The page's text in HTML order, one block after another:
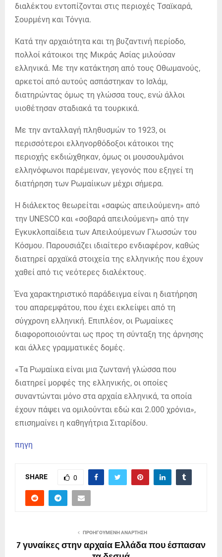
διαλέκτου εντοπίζονται στις περιοχές Τσαϊκαρά,
Σουρμένη και Τόνγια.
Κατά την αρχαιότητα και τη βυζαντινή περίοδο,
πολλοί κάτοικοι της Μικράς Ασίας μιλούσαν
ελληνικά. Με την κατάκτηση από τους Οθωμανούς,
αρκετοί από αυτούς ασπάστηκαν το Ισλάμ,
διατηρώντας όμως τη γλώσσα τους, ενώ άλλοι
υιοθέτησαν σταδιακά τα τουρκικά.
Με την ανταλλαγή πληθυσμών το 1923, οι
περισσότεροι ελληνορθόδοξοι κάτοικοι της
περιοχής εκδιώχθηκαν, όμως οι μουσουλμάνοι
ελληνόφωνοι παρέμειναν, γεγονός που εξηγεί τη
διατήρηση των Ρωμαίικων μέχρι σήμερα.
Η διάλεκτος θεωρείται «σαφώς απειλούμενη» από
την UNESCO και «σοβαρά απειλούμενη» από την
Εγκυκλοπαίδεια των Απειλούμενων Γλωσσών του
Κόσμου. Παρουσιάζει ιδιαίτερο ενδιαφέρον, καθώς
διατηρεί αρχαϊκά στοιχεία της ελληνικής που έχουν
χαθεί από τις νεότερες διαλέκτους.
Ένα χαρακτηριστικό παράδειγμα είναι η διατήρηση
του απαρεμφάτου, που έχει εκλείψει από τη
σύγχρονη ελληνική. Επιπλέον, οι Ρωμαίικες
διαφοροποιούνται ως προς τη σύνταξη της άρνησης
και άλλες γραμματικές δομές.
«Τα Ρωμαίικα είναι μια ζωντανή γλώσσα που
διατηρεί μορφές της ελληνικής, οι οποίες
συναντώνται μόνο στα αρχαία ελληνικά, τα οποία
έχουν πάψει να ομιλούνται εδώ και 2.000 χρόνια»,
επισημαίνει η καθηγήτρια Σιταρίδου.
πηγη
SHARE 0
ΠΡΟΗΓΟΎΜΕΝΗ ΑΝΆΡΤΗΣΗ
7 γυναίκες στην αρχαία Ελλάδα που έσπασαν